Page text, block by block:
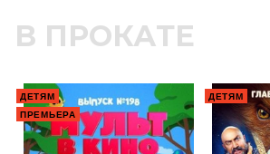
В ПРОКАТЕ
ДЕТЯМ
ПРЕМЬЕРА
ДЕТЯМ